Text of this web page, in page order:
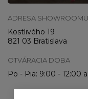
ADRESA SHOWROOMU
Kostlivého 19
821 03 Bratislava
OTVÁRACIA DOBA
Po - Pia: 9:00 - 12:00